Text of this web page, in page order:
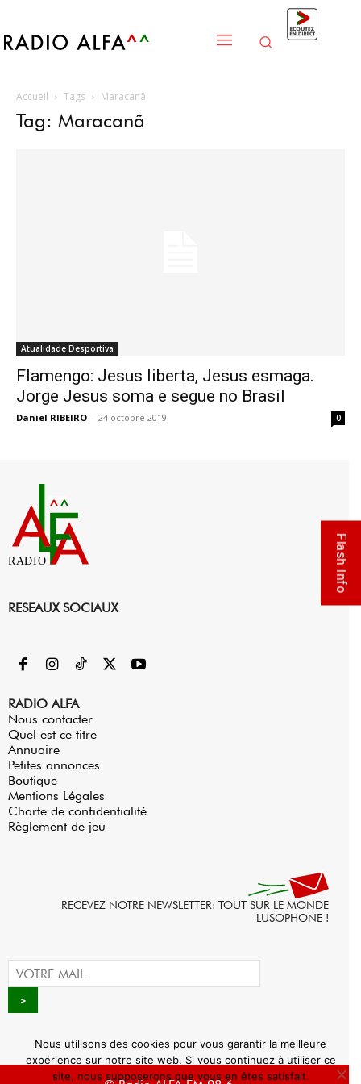
Accueil Tags Maracanã
Tag: Maracanã
Atualidade Desportiva
Flamengo: Jesus liberta, Jesus esmaga.
Jorge Jesus soma e segue no Brasil
Daniel RIBEIRO - 24 octobre 2019 0
RADIO
RESEAUX SOCIAUX
RADIO ALFA
Nous contacter
Quel est ce titre
Annuaire
Petites annonces
Boutique
Mentions Légales
Charte de confidentialité
Règlement de jeu
RECEVEZ NOTRE NEWSLETTER: TOUT SUR LE MONDE
LUSOPHONE !
Flash Info
Nous utilisons des cookies pour vous garantir la meilleure
expérience sur notre site web. Si vous continuez à utiliser ce
site, nous supposerons que vous en êtes satisfait.